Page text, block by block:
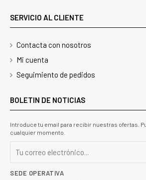
SERVICIO AL CLIENTE
Contacta con nosotros
Mi cuenta
Seguimiento de pedidos
BOLETIN DE NOTICIAS
Introduce tu email para recibir nuestras ofertas.
cualquier momento.
SEDE OPERATIVA